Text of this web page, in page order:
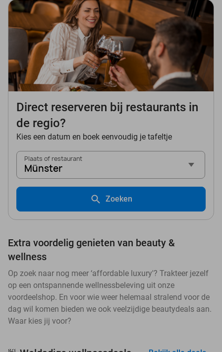
Direct reserveren bij restaurants in
de regio?
Kies een datum en boek eenvoudig je tafeltje
Plaats of restaurant
Münster
Zoeken
Extra voordelig genieten van beauty &
wellness
Op zoek naar nog meer ‘affordable luxury'? Trakteer jezelf
op een ontspannende wellnessbeleving uit onze
voordeelshop. En voor wie weer helemaal stralend voor de
dag wil komen bieden we ook veelzijdige beautydeals aan.
Waar kies jij voor?